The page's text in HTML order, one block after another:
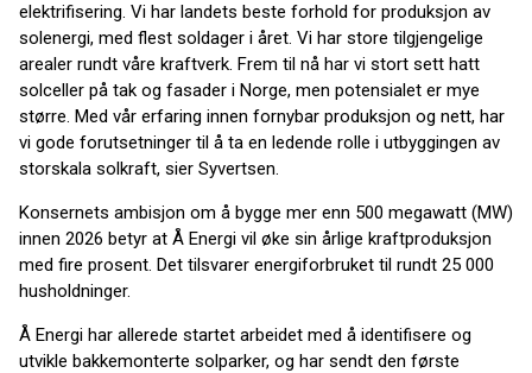
elektrifisering. Vi har landets beste forhold for produksjon av
solenergi, med flest soldager i året. Vi har store tilgjengelige
arealer rundt våre kraftverk. Frem til nå har vi stort sett hatt
solceller på tak og fasader i Norge, men potensialet er mye
større. Med vår erfaring innen fornybar produksjon og nett, har
vi gode forutsetninger til å ta en ledende rolle i utbyggingen av
storskala solkraft, sier Syvertsen.
Konsernets ambisjon om å bygge mer enn 500 megawatt (MW)
innen 2026 betyr at Å Energi vil øke sin årlige kraftproduksjon
med fire prosent. Det tilsvarer energiforbruket til rundt 25 000
husholdninger.
Å Energi har allerede startet arbeidet med å identifisere og
utvikle bakkemonterte solparker, og har sendt den første